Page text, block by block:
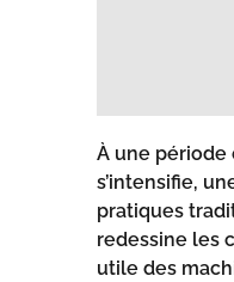
À une
s’intensifie,
pratiques
redessine les
utile des